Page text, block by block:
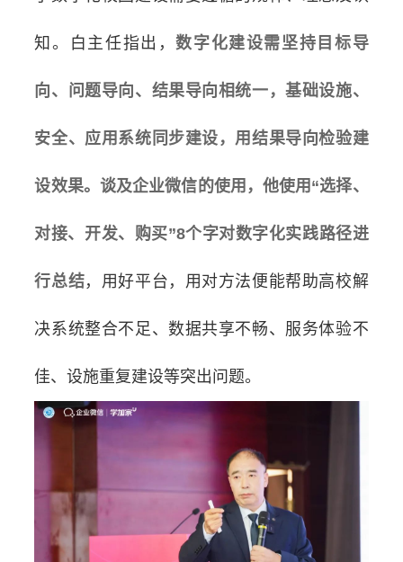
知。白主任指出，数字化建设需坚持目标导
向、问题导向、结果导向相统一，基础设施、
安全、应用系统同步建设，用结果导向检验建
设效果。谈及企业微信的使用，他使用“选择、
对接、开发、购买”8个字对数字化实践路径进
行总结，用好平台，用对方法便能帮助高校解
决系统整合不足、数据共享不畅、服务体验不
佳、设施重复建设等突出问题。